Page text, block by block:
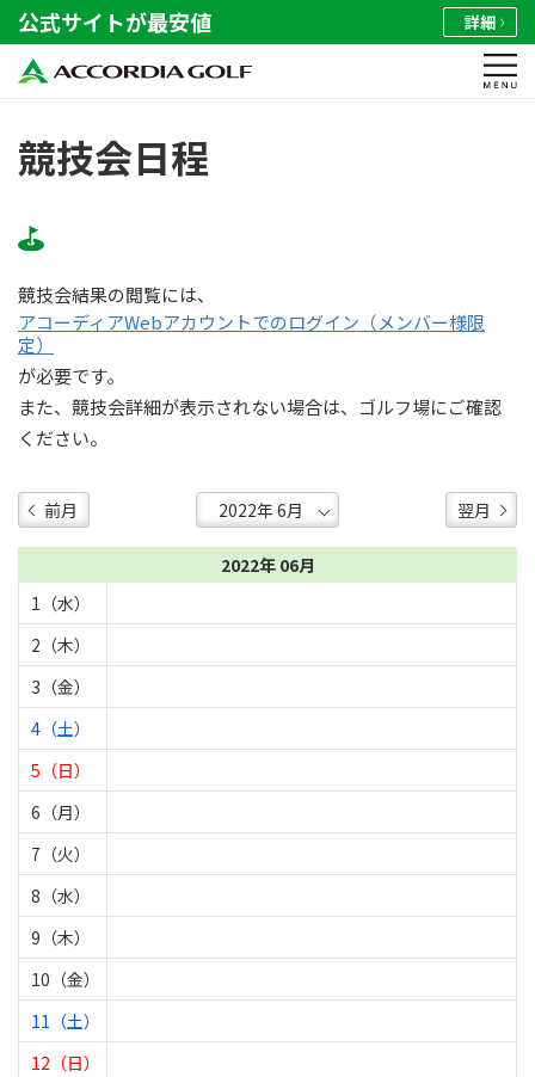
公式サイトが最安値 詳細
競技会日程
競技会結果の閲覧には、
アコーディアWebアカウントでのログイン（メンバー様限
定）
が必要です。
また、競技会詳細が表示されない場合は、ゴルフ場にご確認
ください。
前月 翌月
2022年 06月
1（水）
2（木）
3（金）
4（土）
5（日）
6（月）
7（火）
8（水）
9（木）
10（金）
11（土）
12（日）